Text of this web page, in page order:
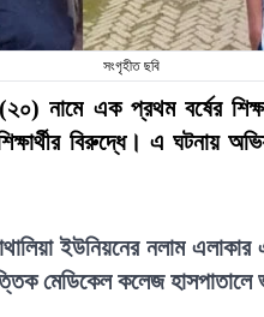
সংগৃহীত ছবি
নামে এক প্রথম বর্ষের
বিরুদ্ধে। এ ঘটনায়
ইউনিয়নের নলাম
মেডিকেল কলেজ হাসপাতালে